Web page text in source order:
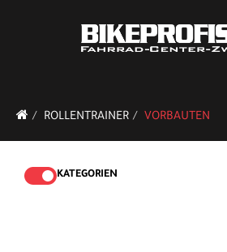
ROLLENTRAINER VORBAUTEN
KATEGORIEN